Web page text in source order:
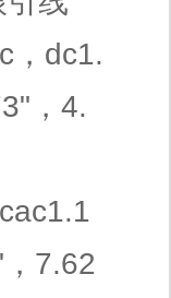
，dc1.
，4.
7.62